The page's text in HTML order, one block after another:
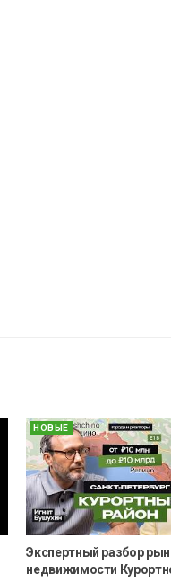
НОВЫЕ
Экспертный разбор
недвижимости